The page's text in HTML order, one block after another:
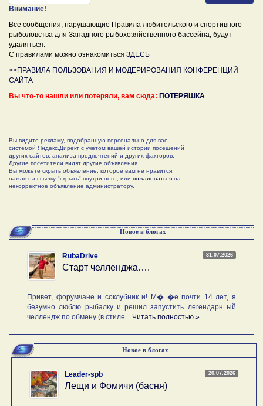
Внимание!
Все сообщения, нарушающие Правила любительского и спортивного
рыболовства для Западного рыбохозяйственного бассейна, будут
удаляться.
С правилами можно ознакомиться ЗДЕСЬ
>>ПРАВИЛА ПОЛЬЗОВАНИЯ И МОДЕРИРОВАНИЯ КОНФЕРЕНЦИЙ
САЙТА
Вы что-то нашли или потеряли, вам сюда: ПОТЕРЯШКА
Вы видите рекламу, подобранную персонально для вас
системой Яндекс.Директ с учетом вашей истории посещений
других сайтов, анализа предпочтений и других факторов.
Другие посетители видят другие объявления.
Вы можете скрыть объявление, которое вам не нравится,
нажав на ссылку "скрыть" внутри него, или пожаловаться на
некорректное объявление администратору.
Новое в блогах
31.07.2026
RubaDrive
Старт челленджа….
Привет, форумчане и соклубник и! М� �е почти 14 лет, я
безумно люблю рыбалку и решил запустить легендарн ый
челлендж по обмену (в стиле ... Читать полностью »
Новое в блогах
20.07.2026
Leader-spb
Лещи и Фомичи (басня)